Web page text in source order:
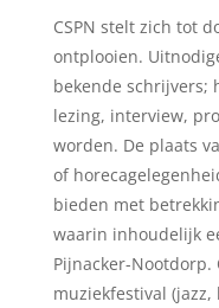
CSPN stelt zich tot
ontplooien.
bekende schrijvers;
lezing, interview,
worden. De plaats
of
bieden met
waarin inhoudelijk
Pijnacker-
muziekfestival